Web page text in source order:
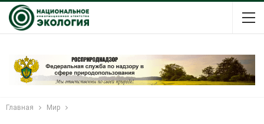
Главная Мир